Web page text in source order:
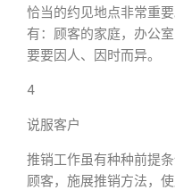
恰当的约见地点非常重
有：顾客的家庭，办公
要要因人、因时而异。
4
说服客户
推销工作虽有种种前提
顾客，施展推销方法，